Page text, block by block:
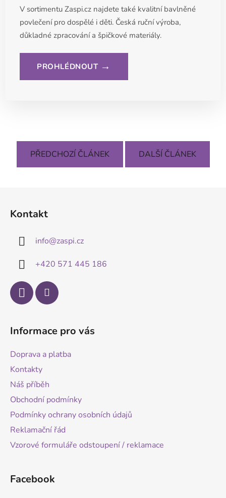
V sortimentu Zaspi.cz najdete také kvalitní bavlněné
povlečení pro dospělé i děti. Česká ruční výroba,
důkladné zpracování a špičkové materiály.
PROHLÉDNOUT →
PŘEDCHOZÍ ČLÁNEK DALŠÍ ČLÁNEK
Kontakt
info@zaspi.cz
+420 571 445 186
Informace pro vás
Doprava a platba
Kontakty
Náš příběh
Obchodní podmínky
Podmínky ochrany osobních údajů
Reklamační řád
Vzorové formuláře odstoupení / reklamace
Facebook